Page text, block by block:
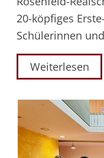
20-köpfiges
Schülerinnen
Weiterlesen